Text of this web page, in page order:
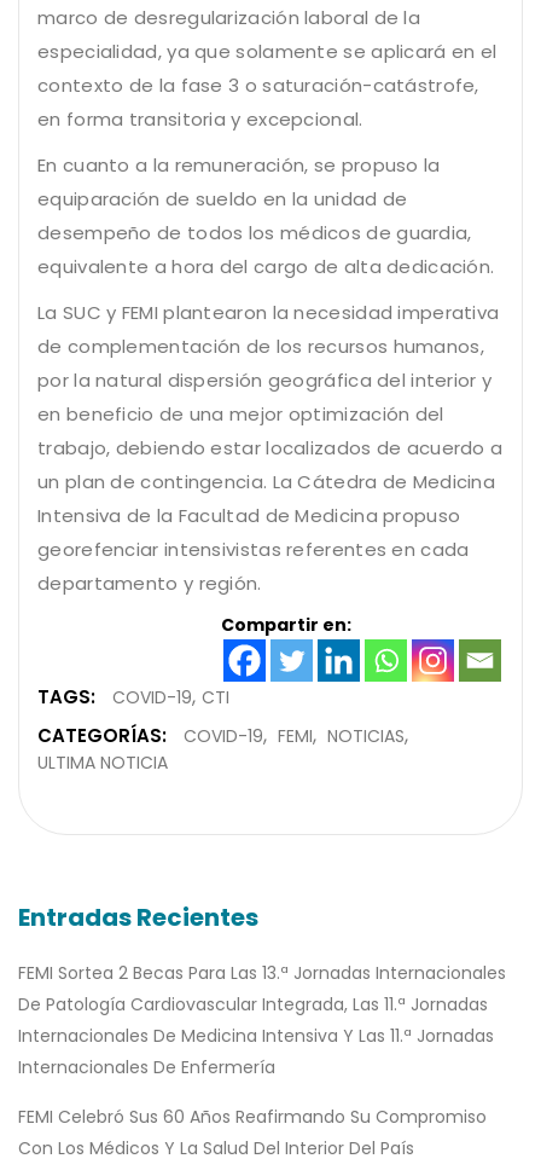
marco de desregularización laboral de la
especialidad, ya que solamente se aplicará en el
contexto de la fase 3 o saturación-catástrofe,
en forma transitoria y excepcional.
En cuanto a la remuneración, se propuso la
equiparación de sueldo en la unidad de
desempeño de todos los médicos de guardia,
equivalente a hora del cargo de alta dedicación.
La SUC y FEMI plantearon la necesidad imperativa
de complementación de los recursos humanos,
por la natural dispersión geográfica del interior y
en beneficio de una mejor optimización del
trabajo, debiendo estar localizados de acuerdo a
un plan de contingencia. La Cátedra de Medicina
Intensiva de la Facultad de Medicina propuso
georefenciar intensivistas referentes en cada
departamento y región.
Compartir en:
TAGS: COVID-19 CTI
CATEGORÍAS: COVID-19 FEMI
NOTICIAS
ULTIMA NOTICIA
Entradas Recientes
FEMI Sortea 2 Becas Para Las 13.ª Jornadas Internacionales
De Patología Cardiovascular Integrada, Las 11.ª Jornadas
Internacionales De Medicina Intensiva Y Las 11.ª Jornadas
Internacionales De Enfermería
FEMI Celebró Sus 60 Años Reafirmando Su Compromiso
Con Los Médicos Y La Salud Del Interior Del País